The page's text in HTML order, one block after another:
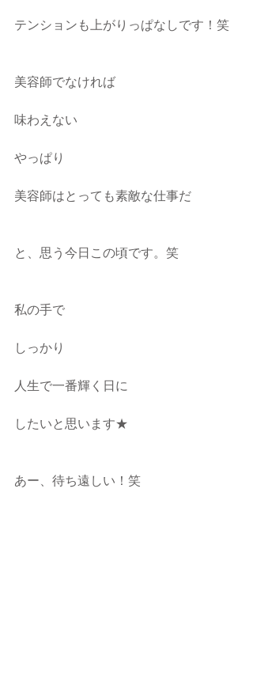
テンションも上がりっぱなしです！笑
美容師でなければ
味わえない
やっぱり
美容師はとっても素敵な仕事だ
と、思う今日この頃です。笑
私の手で
しっかり
人生で一番輝く日に
したいと思います★
あー、待ち遠しい！笑